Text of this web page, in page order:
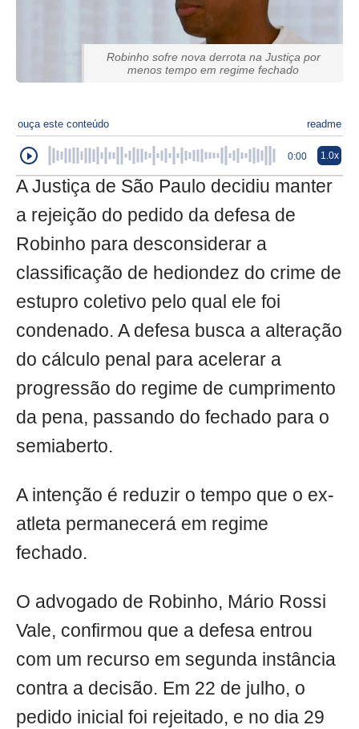
Robinho sofre nova derrota na Justiça por
menos tempo em regime fechado
ouça este conteúdo readme
0:00 1.0x
A Justiça de São Paulo decidiu manter
a rejeição do pedido da defesa de
Robinho para desconsiderar a
classificação de hediondez do crime de
estupro coletivo pelo qual ele foi
condenado. A defesa busca a alteração
do cálculo penal para acelerar a
progressão do regime de cumprimento
da pena, passando do fechado para o
semiaberto.
A intenção é reduzir o tempo que o ex-
atleta permanecerá em regime
fechado.
O advogado de Robinho, Mário Rossi
Vale, confirmou que a defesa entrou
com um recurso em segunda instância
contra a decisão. Em 22 de julho, o
pedido inicial foi rejeitado, e no dia 29